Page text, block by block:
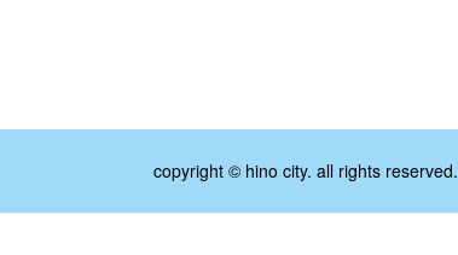
copyright © hino city. all rights reserved.